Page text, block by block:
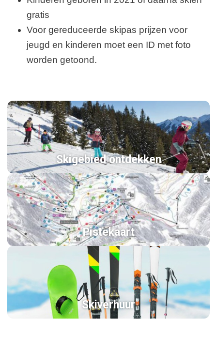
gratis
Voor gereduceerde skipas prijzen voor
jeugd en kinderen moet een ID met foto
worden getoond.
Skigebied ontdekken
Pistekaart
Skiverhuur